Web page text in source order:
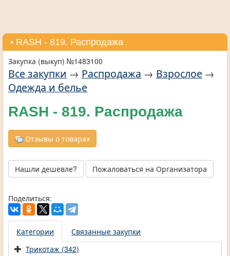
• RASH - 819. Распродажа
Закупка (выкуп) №1483100
Все закупки → Распродажа → Взрослое →
Одежда и белье
RASH - 819. Распродажа
Отзывы о товарах
Нашли дешевле? Пожаловаться на Организатора
Поделиться:
Категории
Связанные закупки
Трикотаж (342)